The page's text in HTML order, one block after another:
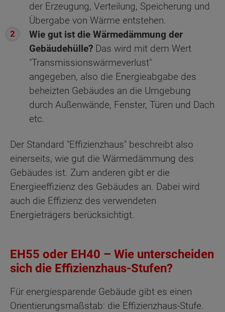
der Erzeugung, Verteilung, Speicherung und
Übergabe von Wärme entstehen.
Wie gut ist die Wärmedämmung der
Gebäudehülle? Das wird mit dem Wert
"Transmissionswärmeverlust"
angegeben, also die Energieabgabe des
beheizten Gebäudes an die Umgebung
durch Außenwände, Fenster, Türen und Dach
etc.
Der Standard "Effizienzhaus" beschreibt also
einerseits, wie gut die Wärmedämmung des
Gebäudes ist. Zum anderen gibt er die
Energieeffizienz des Gebäudes an. Dabei wird
auch die Effizienz des verwendeten
Energieträgers berücksichtigt.
EH55 oder EH40 – Wie unterscheiden
sich die Effizienzhaus-Stufen?
Für energiesparende Gebäude gibt es einen
Orientierungs­maßstab: die Effizienz­haus-Stufe.